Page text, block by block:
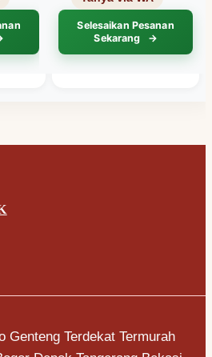
Hitam
Selesaikan Pesanan
Sekarang
Genteng Terdekat Termurah